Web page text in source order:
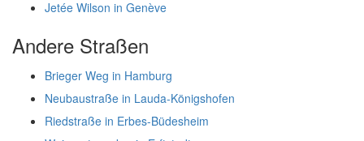
Jetée Wilson in Genève
Andere Straßen
Brieger Weg in Hamburg
Neubaustraße in Lauda-Königshofen
Riedstraße in Erbes-Büdesheim